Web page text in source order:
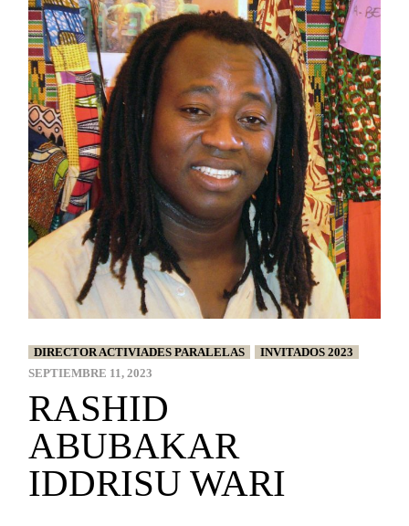
DIRECTOR ACTIVIADES PARALELAS
INVITADOS 2023
SEPTIEMBRE 11, 2023
RASHID
ABUBAKAR
IDDRISU WARI